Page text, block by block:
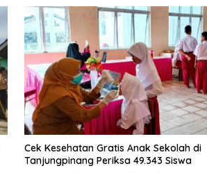
Cek Kesehatan Gratis Anak Sekolah di
Tanjungpinang Periksa 49.343 Siswa